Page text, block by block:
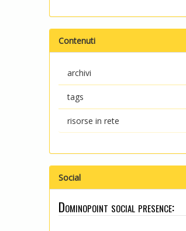
Contenuti
archivi
tags
risorse in rete
Social
Dominopoint social presence: